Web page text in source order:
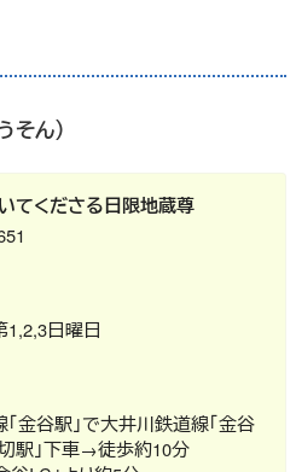
そん）
てくださる日限地蔵尊
1,2,3日曜日
金谷駅」で大井川鉄道線「金谷
駅」下車→徒歩約10分